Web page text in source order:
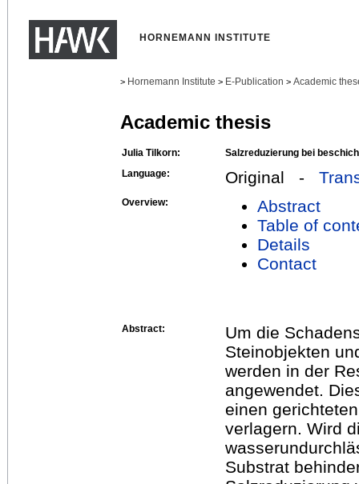
HORNEMANN INSTITUTE
> Hornemann Institute > E-Publication > Academic
Academic thesis
Julia Tilkorn:
Salzreduzierung bei
Language:
Original -
Overview:
Abstract
Table of
Details
Contact
Abstract:
Um die
Steinobjekten
werden in der
angewendet.
einen
verlagern. Wird
Substrat